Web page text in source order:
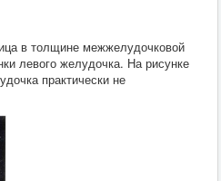
в толщине межжелудочковой
левого желудочка. На рисунке
практически не